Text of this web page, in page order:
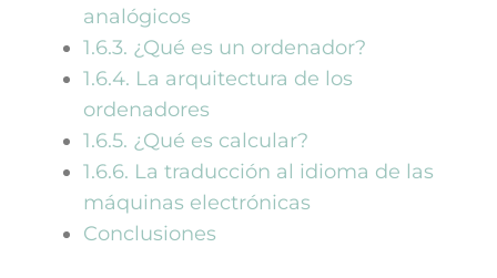
analógicos
1.6.3. ¿Qué es un ordenador?
1.6.4. La arquitectura de los
ordenadores
1.6.5. ¿Qué es calcular?
1.6.6. La traducción al idioma de las
máquinas electrónicas
Conclusiones